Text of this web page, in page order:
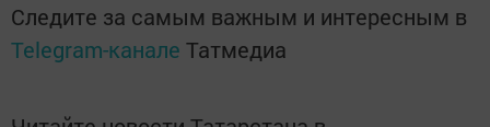
Следите за самым важным и интересным в
Telegram-канале Татмедиа